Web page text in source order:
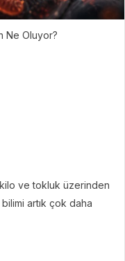
Ne Oluyor?
ve tokluk üzerinden
artık çok daha